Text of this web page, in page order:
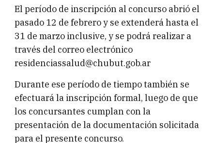
El período de inscripción al concurso abrió el
pasado 12 de febrero y se extenderá hasta el
31 de marzo inclusive, y se podrá realizar a
través del correo electrónico
residenciassalud@chubut.gob.ar
Durante ese período de tiempo también se
efectuará la inscripción formal, luego de que
los concursantes cumplan con la
presentación de la documentación solicitada
para el presente concurso.